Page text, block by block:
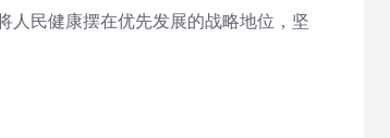
人民健康摆在优先发展的战略地位，坚